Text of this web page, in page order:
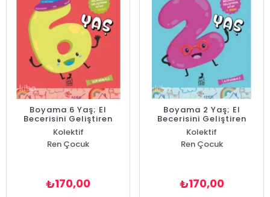
Boyama 6 Yaş; El
Becerisini Geliştiren
Kitap
Kolektif
Ren Çocuk
₺170,00
Boyama 2 Yaş; El
Becerisini Geliştiren
Kitap
Kolektif
Ren Çocuk
₺170,00